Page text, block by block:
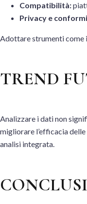
Compatibilità:
Privacy e
Adottare strumenti come
TREND
Analizzare i dati non
migliorare l’efficacia
analisi integrata.